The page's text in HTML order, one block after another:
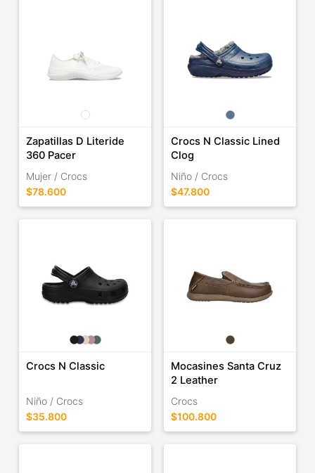
Zapatillas D Literide
360 Pacer
Mujer / Crocs
$78.600
Crocs N Classic Lined
Clog
Niño / Crocs
$47.800
Crocs N Classic
Niño / Crocs
$35.800
Mocasines Santa Cruz
2 Leather
Crocs
$100.800